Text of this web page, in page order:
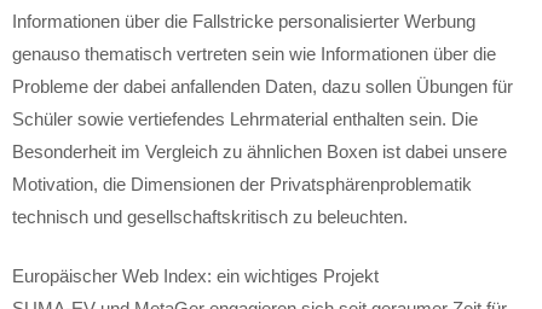
Informationen über die Fallstricke personalisierter Werbung
genauso thematisch vertreten sein wie Informationen über die
Probleme der dabei anfallenden Daten, dazu sollen Übungen für
Schüler sowie vertiefendes Lehrmaterial enthalten sein. Die
Besonderheit im Vergleich zu ähnlichen Boxen ist dabei unsere
Motivation, die Dimensionen der Privatsphärenproblematik
technisch und gesellschaftskritisch zu beleuchten.
Europäischer Web Index: ein wichtiges Projekt